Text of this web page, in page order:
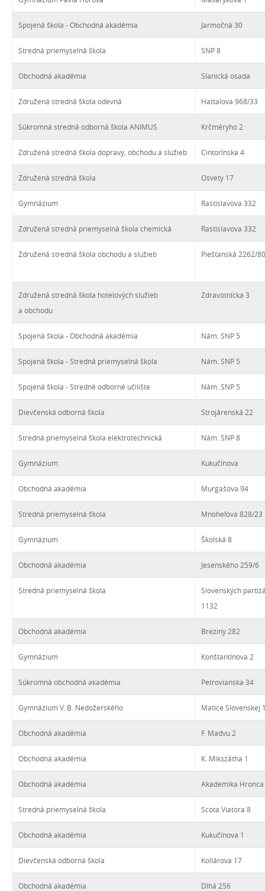
Spojená škola - Obchodná akadémia Jarmočná 30
Stredná priemyselná škola SNP 8
Obchodná akadémia Slanická osada
Združená stredná škola odevná Hattalova 968/33
Súkromná stredná odborná škola ANIMUS Krčméryho 2
Združená stredná škola dopravy, obchodu a služieb Cintorínska 4
Združená stredná škola Osvety 17
Gymnázium Rastislavova 332
Združená stredná priemyselná škola chemická Rastislavova 332
Združená stredná škola obchodu a služieb Piešťanská 2262/80
Združená stredná škola hotelových služieb
a obchodu
Zdravotnícka 3
Spojená škola - Obchodná akadémia Nám. SNP 5
Spojená škola - Stredná priemyselná škola Nám. SNP 5
Spojená škola - Stredné odborné učilište Nám. SNP 5
Dievčenská odborná škola Strojárenská 22
Stredná priemyselná škola elektrotechnická Nám. SNP 8
Gymnázium Kukučínova
Obchodná akadémia Murgašova 94
Stredná priemyselná škola Mnoheľova 828/23
Gymnázium Školská 8
Obchodná akadémia Jesenského 259/6
Stredná priemyselná škola
Slovenských
1132
Obchodná akadémia Breziny 282
Gymnázium Konštantínova 2
Súkromná obchodná akadémia Petrovianska 34
Gymnázium V. B. Nedožerského Matice Slovenskej
Obchodná akadémia F. Madvu 2
Obchodná akadémia K. Mikszátha 1
Obchodná akadémia Akademika
Stredná priemyselná škola Scota Viatora 8
Obchodná akadémia Kukučínova 1
Dievčenská odborná škola Kollárova 17
Obchodná akadémia Dlhá 256